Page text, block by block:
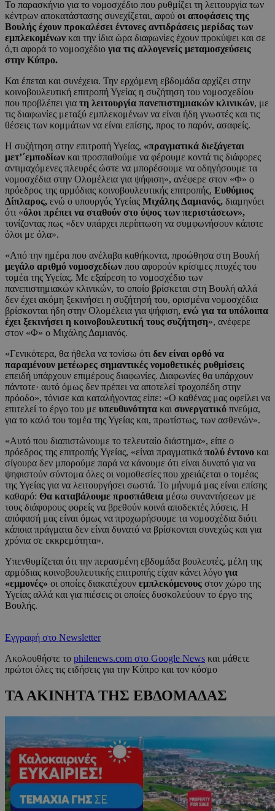
Το παρασκήνιο για το νομοσχέδιο που ρυθμίζει τη λειτουργία των
κέντρων αποκατάστασης συνεχίζεται, αφού οι αποφάσεις της
Βουλής έχουν προκαλέσει έντονες αντιδράσεις μερίδας των
εμπλεκομένων και την ίδια ώρα διαφωνίες έχουν προκύψει και σε
ό,τι αφορά το νομοσχέδιο για τις αλλογενείς μεταμοσχεύσεις
στην Κύπρο.
Και έπεται και συνέχεια. Την ερχόμενη εβδομάδα αρχίζει στην
κοινοβουλευτική επιτροπή Υγείας η συζήτηση του νομοσχεδίου
που προβλέπει για τη λειτουργία πανεπιστημιακών κλινικών, με
τις διαφωνίες μεταξύ εμπλεκομένων να είναι ήδη γνωστές και τις
θέσεις των κομμάτων να είναι επίσης, προς το παρόν, ασαφείς.
Η συζήτηση στην επιτροπή Υγείας, «πραγματικά διεξάγεται
μετ’΄εμποδίων και προσπαθούμε να φέρουμε κοντά τις διάφορες
αντιμαχόμενες πλευρές ώστε να μπορέσουμε να οδηγήσουμε τα
νομοσχέδια στην Ολομέλεια για ψήφιση», ανέφερε στον «Φ» ο
πρόεδρος της αρμόδιας κοινοβουλευτικής επιτροπής, Ευθύμιος
Δίπλαρος, ενώ ο υπουργός Υγείας Μιχάλης Δαμιανός, διαμηνύει
ότι «όλοι πρέπει να σταθούν στο ύψος των περιστάσεων»,
τονίζοντας πως «δεν υπάρχει περίπτωση να συμφωνήσουν κάποτε
όλοι με όλα».
«Από την ημέρα που ανέλαβα καθήκοντα, προώθησα στη Βουλή
μεγάλο αριθμό νομοσχεδίων που αφορούν κρίσιμες πτυχές του
τομέα της Υγείας. Με εξαίρεση το νομοσχέδιο των
πανεπιστημιακών κλινικών, το οποίο βρίσκεται στη Βουλή αλλά
δεν έχει ακόμη ξεκινήσει η συζήτησή του, ορισμένα νομοσχέδια
βρίσκονται ήδη στην Ολομέλεια για ψήφιση, ενώ για τα υπόλοιπα
έχει ξεκινήσει η κοινοβουλευτική τους συζήτηση», ανέφερε
στον «Φ» ο Μιχάλης Δαμιανός.
«Γενικότερα, θα ήθελα να τονίσω ότι δεν είναι ορθό να
παραμένουν μετέωρες σημαντικές νομοθετικές ρυθμίσεις
επειδή υπάρχουν επιμέρους διαφωνίες. Διαφωνίες θα υπάρχουν
πάντοτε· αυτό όμως δεν πρέπει να αποτελεί τροχοπέδη στην
πρόοδο», τόνισε και καταλήγοντας είπε: «Ο καθένας μας οφείλει να
επιτελεί το έργο του με υπευθυνότητα και συνεργατικό πνεύμα,
για το καλό του τομέα της Υγείας και, πρωτίστως, των ασθενών».
«Αυτό που διαπιστώνουμε το τελευταίο διάστημα», είπε ο
πρόεδρος της επιτροπής Υγείας, «είναι πραγματικά πολύ έντονο και
σίγουρα δεν μπορούμε παρά να κάνουμε ότι είναι δυνατό για να
ψηφιστούν σύντομα όλες οι νομοθεσίες που χρειάζεται ο τομέας
της Υγείας για να λειτουργήσει σωστά. Το μήνυμά μας είναι επίσης
καθαρό: Θα καταβάλουμε προσπάθεια μέσω συναντήσεων με
τους διάφορους φορείς να βρεθούν κοινά αποδεκτές λύσεις. Η
απόφασή μας είναι όμως να προχωρήσουμε τα νομοσχέδια διότι
κάποια πράγματα δεν είναι δυνατό να βρίσκονται συνεχώς και για
χρόνια σε εκκρεμότητα».
Υπενθυμίζεται ότι την περασμένη εβδομάδα βουλευτές, μέλη της
αρμόδιας κοινοβουλευτικής επιτροπής είχαν κάνει λόγο για
«εμμονές» οι οποίες διακατέχουν εμπλεκόμενους στον χώρο της
Υγείας αλλά και για πιέσεις οι οποίες δυσκολεύουν το έργο της
Βουλής.
Εγγραφή στο Newsletter
Ακολουθήστε το philenews.com στο Google News και μάθετε
πρώτοι όλες τις ειδήσεις για την Κύπρο και τον κόσμο
ΤΑ ΑΚΙΝΗΤΑ ΤΗΣ ΕΒΔΟΜΑΔΑΣ